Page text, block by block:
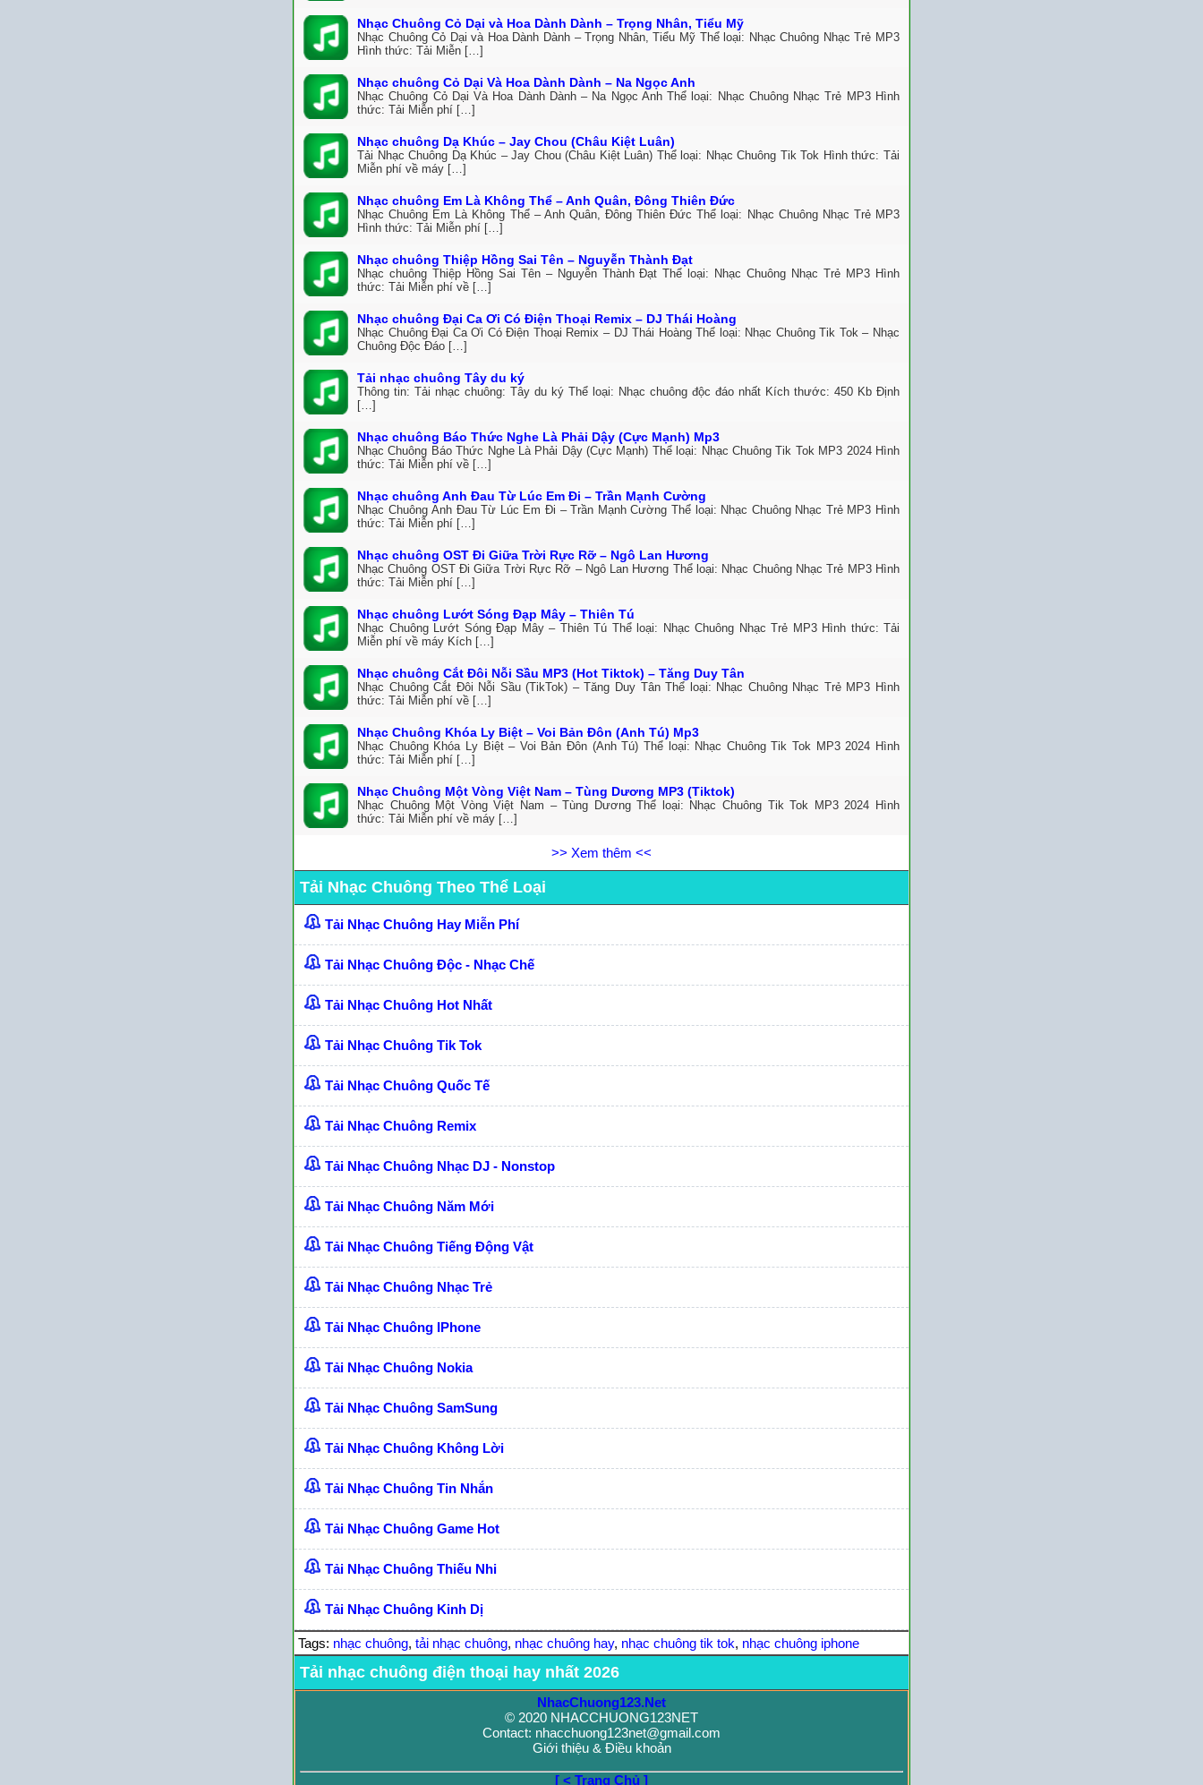
Nhạc Chuông Cỏ Dại và Hoa Dành Dành – Trọng Nhân, Tiểu Mỹ
Nhạc Chuông Cỏ Dại và Hoa Dành Dành – Trọng Nhân, Tiểu Mỹ Thể loại: Nhạc Chuông Nhạc Trẻ MP3
Hình thức: Tải Miễn […]
Nhạc chuông Cỏ Dại Và Hoa Dành Dành – Na Ngọc Anh
Nhạc Chuông Cỏ Dại Và Hoa Dành Dành – Na Ngọc Anh Thể loại: Nhạc Chuông Nhạc Trẻ MP3 Hình
thức: Tải Miễn phí […]
Nhạc chuông Dạ Khúc – Jay Chou (Châu Kiệt Luân)
Tải Nhạc Chuông Dạ Khúc – Jay Chou (Châu Kiệt Luân) Thể loại: Nhạc Chuông Tik Tok Hình thức: Tải
Miễn phí về máy […]
Nhạc chuông Em Là Không Thể – Anh Quân, Đông Thiên Đức
Nhạc Chuông Em Là Không Thể – Anh Quân, Đông Thiên Đức Thể loại: Nhạc Chuông Nhạc Trẻ MP3
Hình thức: Tải Miễn phí […]
Nhạc chuông Thiệp Hồng Sai Tên – Nguyễn Thành Đạt
Nhạc chuông Thiệp Hồng Sai Tên – Nguyễn Thành Đạt Thể loại: Nhạc Chuông Nhạc Trẻ MP3 Hình
thức: Tải Miễn phí về […]
Nhạc chuông Đại Ca Ơi Có Điện Thoại Remix – DJ Thái Hoàng
Nhạc Chuông Đại Ca Ơi Có Điện Thoại Remix – DJ Thái Hoàng Thể loại: Nhạc Chuông Tik Tok – Nhạc
Chuông Độc Đáo […]
Tải nhạc chuông Tây du ký
Thông tin: Tải nhạc chuông: Tây du ký Thể loại: Nhạc chuông độc đáo nhất Kích thước: 450 Kb Định
[…]
Nhạc chuông Báo Thức Nghe Là Phải Dậy (Cực Mạnh) Mp3
Nhạc Chuông Báo Thức Nghe Là Phải Dậy (Cực Mạnh) Thể loại: Nhạc Chuông Tik Tok MP3 2024 Hình
thức: Tải Miễn phí về […]
Nhạc chuông Anh Đau Từ Lúc Em Đi – Trần Mạnh Cường
Nhạc Chuông Anh Đau Từ Lúc Em Đi – Trần Mạnh Cường Thể loại: Nhạc Chuông Nhạc Trẻ MP3 Hình
thức: Tải Miễn phí […]
Nhạc chuông OST Đi Giữa Trời Rực Rỡ – Ngô Lan Hương
Nhạc Chuông OST Đi Giữa Trời Rực Rỡ – Ngô Lan Hương Thể loại: Nhạc Chuông Nhạc Trẻ MP3 Hình
thức: Tải Miễn phí […]
Nhạc chuông Lướt Sóng Đạp Mây – Thiên Tú
Nhạc Chuông Lướt Sóng Đạp Mây – Thiên Tú Thể loại: Nhạc Chuông Nhạc Trẻ MP3 Hình thức: Tải
Miễn phí về máy Kích […]
Nhạc chuông Cắt Đôi Nỗi Sầu MP3 (Hot Tiktok) – Tăng Duy Tân
Nhạc Chuông Cắt Đôi Nỗi Sầu (TikTok) – Tăng Duy Tân Thể loại: Nhạc Chuông Nhạc Trẻ MP3 Hình
thức: Tải Miễn phí về […]
Nhạc Chuông Khóa Ly Biệt – Voi Bản Đôn (Anh Tú) Mp3
Nhạc Chuông Khóa Ly Biệt – Voi Bản Đôn (Anh Tú) Thể loại: Nhạc Chuông Tik Tok MP3 2024 Hình
thức: Tải Miễn phí […]
Nhạc Chuông Một Vòng Việt Nam – Tùng Dương MP3 (Tiktok)
Nhạc Chuông Một Vòng Việt Nam – Tùng Dương Thể loại: Nhạc Chuông Tik Tok MP3 2024 Hình
thức: Tải Miễn phí về máy […]
>> Xem thêm <<
Tải Nhạc Chuông Theo Thể Loại
Tải Nhạc Chuông Hay Miễn Phí
Tải Nhạc Chuông Độc - Nhạc Chế
Tải Nhạc Chuông Hot Nhất
Tải Nhạc Chuông Tik Tok
Tải Nhạc Chuông Quốc Tế
Tải Nhạc Chuông Remix
Tải Nhạc Chuông Nhạc DJ - Nonstop
Tải Nhạc Chuông Năm Mới
Tải Nhạc Chuông Tiếng Động Vật
Tải Nhạc Chuông Nhạc Trẻ
Tải Nhạc Chuông IPhone
Tải Nhạc Chuông Nokia
Tải Nhạc Chuông SamSung
Tải Nhạc Chuông Không Lời
Tải Nhạc Chuông Tin Nhắn
Tải Nhạc Chuông Game Hot
Tải Nhạc Chuông Thiếu Nhi
Tải Nhạc Chuông Kinh Dị
Tags: nhạc chuông, tải nhạc chuông, nhạc chuông hay, nhạc chuông tik tok, nhạc chuông iphone
Tải nhạc chuông điện thoại hay nhất 2026
NhacChuong123.Net
© 2020 NHACCHUONG123NET
Contact: nhacchuong123net@gmail.com
Giới thiệu & Điều khoản
[ < Trang Chủ ]